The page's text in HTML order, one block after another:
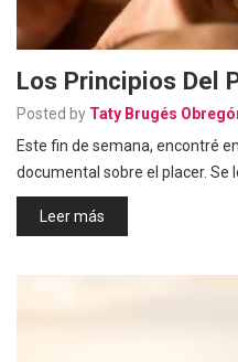
Los Principios Del
Posted by Taty Brugés
Este fin de semana, encontré
documental sobre el placer. Se
Leer más